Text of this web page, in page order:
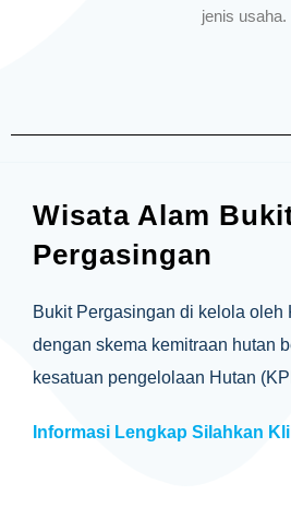
jenis usaha.
Wisata Alam
Pergasingan
Bukit Pergasingan di kelola oleh
dengan skema kemitraan hutan
kesatuan pengelolaan Hutan
Informasi Lengkap Silahkan